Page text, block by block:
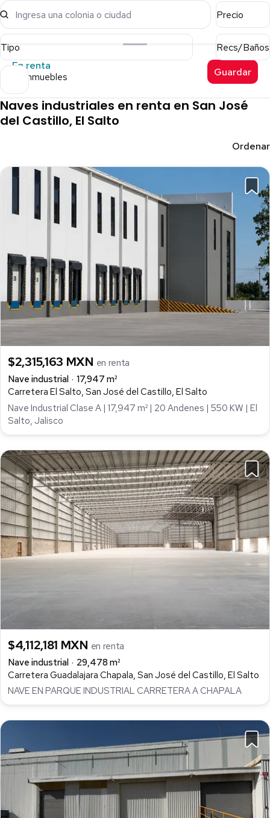
Ingresa una colonia o ciudad Precio
Tipo
Recs/Baños
En renta
36 inmuebles Guardar
Naves industriales en renta en San José
del Castillo, El Salto
Ordenar
$2,315,163 MXN en renta
Nave industrial
17,947 m²
Carretera El Salto, San José del Castillo, El Salto
Nave Industrial Clase A | 17,947 m² | 20 Andenes | 550 KW | El
Salto, Jalisco
$4,112,181 MXN en renta
Nave industrial
29,478 m²
Carretera Guadalajara Chapala, San José del Castillo, El Salto
NAVE EN PARQUE INDUSTRIAL CARRETERA A CHAPALA